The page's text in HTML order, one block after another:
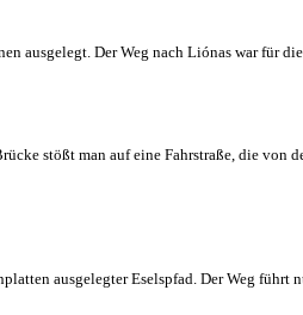
ausgelegt. Der Weg nach Liónas war für
stößt man auf eine Fahrstraße, die
ausgelegter Eselspfad. Der Weg